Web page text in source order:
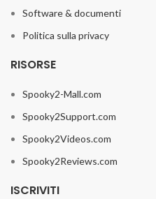
Software & documenti
Politica sulla privacy
RISORSE
Spooky2-Mall.com
Spooky2Support.com
Spooky2Videos.com
Spooky2Reviews.com
ISCRIVITI